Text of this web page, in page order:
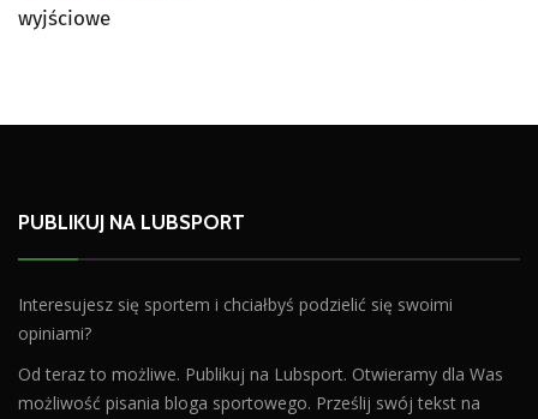
wyjściowe
PUBLIKUJ NA LUBSPORT
Interesujesz się sportem i chciałbyś podzielić się swoimi
opiniami?
Od teraz to możliwe. Publikuj na Lubsport. Otwieramy dla Was
możliwość pisania bloga sportowego. Prześlij swój tekst na